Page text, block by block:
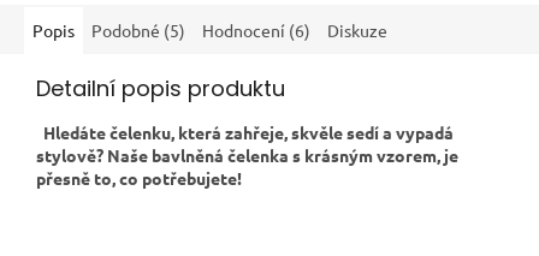
Popis Podobné (5) Hodnocení (6) Diskuze
Detailní popis produktu
Hledáte čelenku, která zahřeje, skvěle sedí a vypadá
stylově? Naše bavlněná čelenka s krásným vzorem, je
přesně to, co potřebujete!